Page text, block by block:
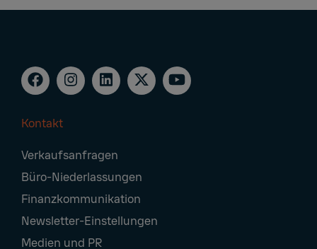
Navigation
Kontakt
Verkaufsanfragen
Büro-Niederlassungen
Finanzkommunikation
Newsletter-Einstellungen
Medien und PR